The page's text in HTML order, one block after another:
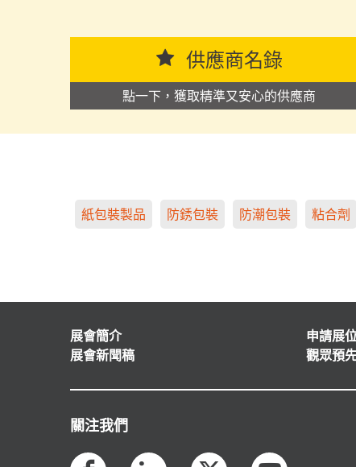
供應商名錄
點一下，獲取精準又安心的供應商
紙包裝製品 防銹包裝 防潮包裝 粘合劑
展會簡介
展會新聞稿
申請展
觀眾預
關注我們